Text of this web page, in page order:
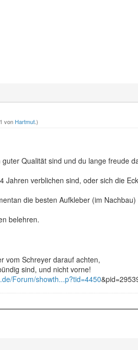
von Hartmut.)
Qualität sind und du lange freude
Jahren verblichen sind, oder sich die
die besten Aufkleber (im Nachbau)
belehren.
vom Schreyer darauf achten,
sind, und nicht vorne!
Forum/showth...p?tid=4450